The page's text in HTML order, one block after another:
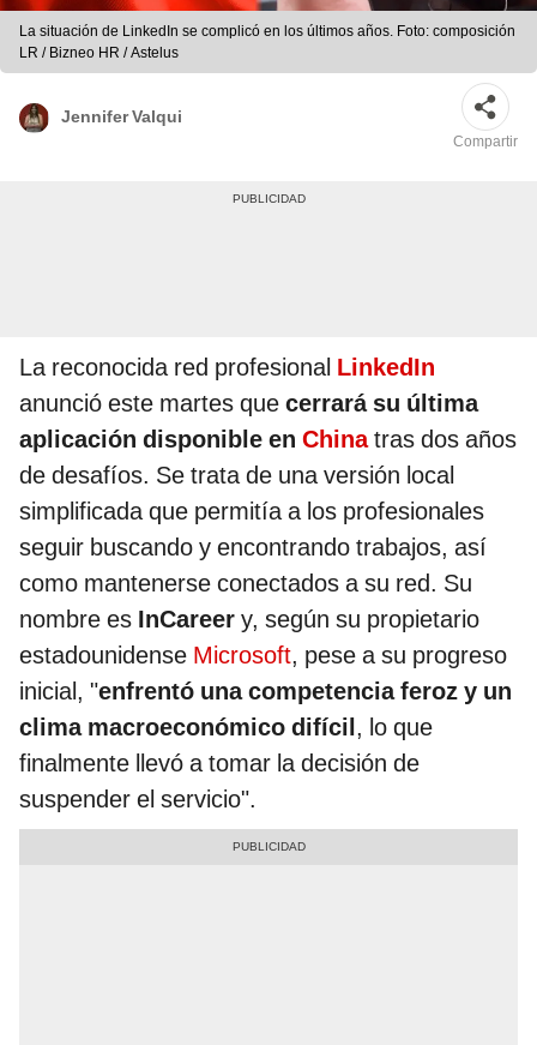
La situación de LinkedIn se complicó en los últimos años. Foto: composición
LR / Bizneo HR / Astelus
Jennifer Valqui
Compartir
La reconocida red profesional LinkedIn
anunció este martes que cerrará su última
aplicación disponible en Chinatras dos años
de desafíos. Se trata de una versión local
simplificada que permitía a los profesionales
seguir buscando y encontrando trabajos, así
como mantenerse conectados a su red. Su
nombre es InCareer y, según su propietario
estadounidense Microsoft, pese a su progreso
inicial, "enfrentó una competencia feroz y un
clima macroeconómico difícil, lo que
finalmente llevó a tomar la decisión de
suspender el servicio".